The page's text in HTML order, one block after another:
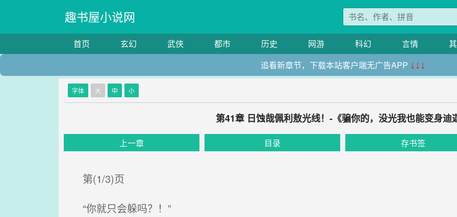
趣书屋小说网
首页 玄幻 武侠 都市 历史 网游 科幻 言情
追看新章节，下载本站客户端无广告APP ↓↓↓
字体 大 中 小
第41章 日蚀哉佩利敖光线！-《骗你的，没光我也能变身迪
上一章 目录 存书签
第(1/3)页
“你就只会躲吗？！”